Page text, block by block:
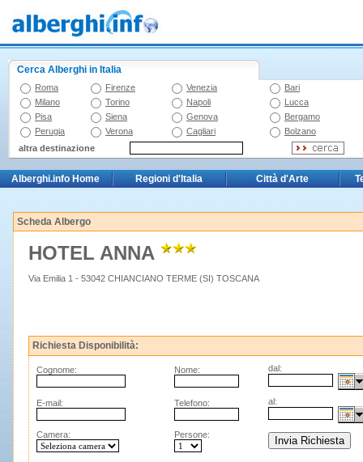
Cerca Alberghi in Italia
Roma Firenze Venezia
Bari
Milano
Torino Napoli
Lucca
Pisa
Siena Genova
Bergamo
Perugia
Verona Cagliari
Bolzano
altra destinazione
Alberghi.info Home Regioni d'Italia Città d'Arte
Scheda Albergo
HOTEL ANNA
Via Emilia 1 - 53042 CHIANCIANO TERME (SI) TOSCANA
Richiesta Disponibilità:
Cognome: Nome: dal:
E-mail: Telefono: al:
Camera: Persone: